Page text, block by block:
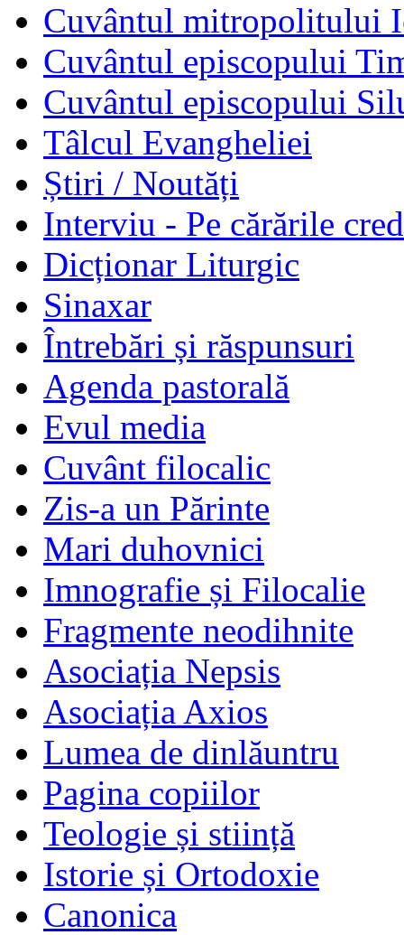
Cuvântul mitropolitului
Cuvântul episcopului
Cuvântul episcopului
Tâlcul Evangheliei
Știri / Noutăți
Interviu - Pe cărările
Dicționar Liturgic
Sinaxar
Întrebări și răspunsuri
Agenda pastorală
Evul media
Cuvânt filocalic
Zis-a un Părinte
Mari duhovnici
Imnografie și Filocalie
Fragmente neodihnite
Asociația Nepsis
Asociația Axios
Lumea de dinlăuntru
Pagina copiilor
Teologie și stiință
Istorie și Ortodoxie
Canonica